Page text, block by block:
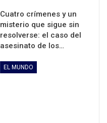
Cuatro crímenes y un
misterio que sigue sin
resolverse: el caso del
asesinato de los…
EL MUNDO